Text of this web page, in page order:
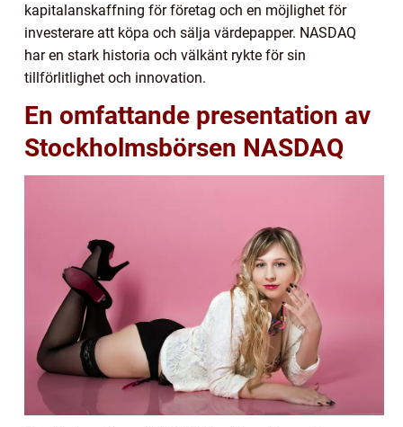
kapitalanskaffning för företag och en möjlighet för
investerare att köpa och sälja värdepapper. NASDAQ
har en stark historia och välkänt rykte för sin
tillförlitlighet och innovation.
En omfattande presentation av
Stockholmsbörsen NASDAQ